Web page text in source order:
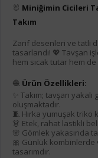
🐰 Miniğimin Cicileri
Takım
Zarif desenleri ve tatlı
tasarlandı! 💖 Tavşan
hem sıcak tutar hem
🧶 Ürün Özellikleri:
✨ Takım; tavşan
oluşmaktadır.
🧵 Hırka yumuşak triko
👗 Etek, rahat lastikli
🌸 Gömlek yakasında
🎀 Günlük kombinlerde
tasarımdır.